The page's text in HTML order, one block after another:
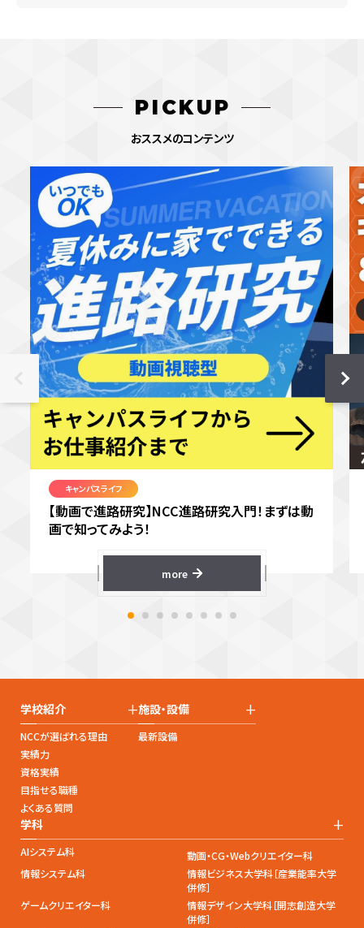
PICKUP
おススメのコンテンツ
キャンパスライフ
【動画で進路研究】NCC進路研究入門！まずは動
画で知ってみよう！
more
学校紹介 +
NCCが選ばれる理由
実績力
資格実績
目指せる職種
よくある質問
施設・設備 +
最新設備
学科 +
AIシステム科
動画・CG・Webクリエイター科
情報システム科
情報ビジネス大学科［産業能率大学
併修］
ゲームクリエイター科
情報デザイン大学科［開志創造大学
併修］